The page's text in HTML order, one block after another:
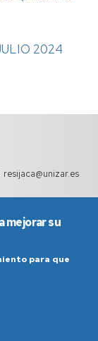
2024
resijaca@unizar.es
uso
mejorar su
para que